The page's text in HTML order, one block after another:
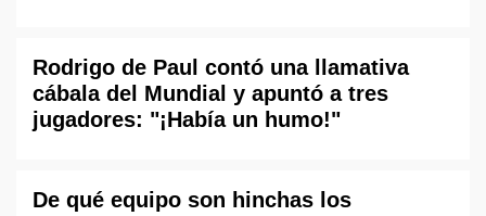
Rodrigo de Paul contó una llamativa
cábala del Mundial y apuntó a tres
jugadores: "¡Había un humo!"
De qué equipo son hinchas los